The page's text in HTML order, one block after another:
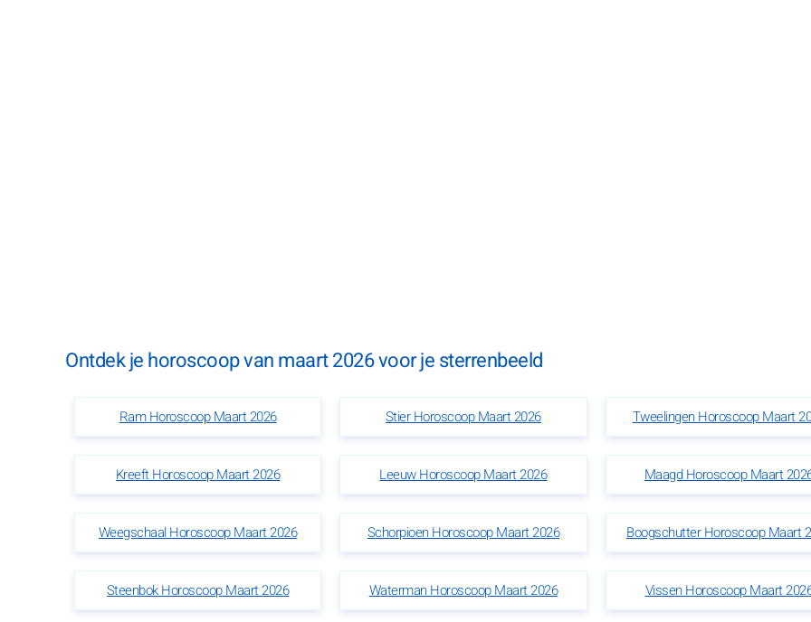
Ontdek je horoscoop van maart 2026 voor je sterrenbeeld
Ram Horoscoop Maart 2026 Stier Horoscoop Maart 2026 Tweelingen Horoscoop Maart
Kreeft Horoscoop Maart 2026 Leeuw Horoscoop Maart 2026 Maagd Horoscoop Maart
Weegschaal Horoscoop Maart 2026 Schorpioen Horoscoop Maart 2026 Boogschutter Horoscoop Maart
Steenbok Horoscoop Maart 2026 Waterman Horoscoop Maart 2026 Vissen Horoscoop Maart